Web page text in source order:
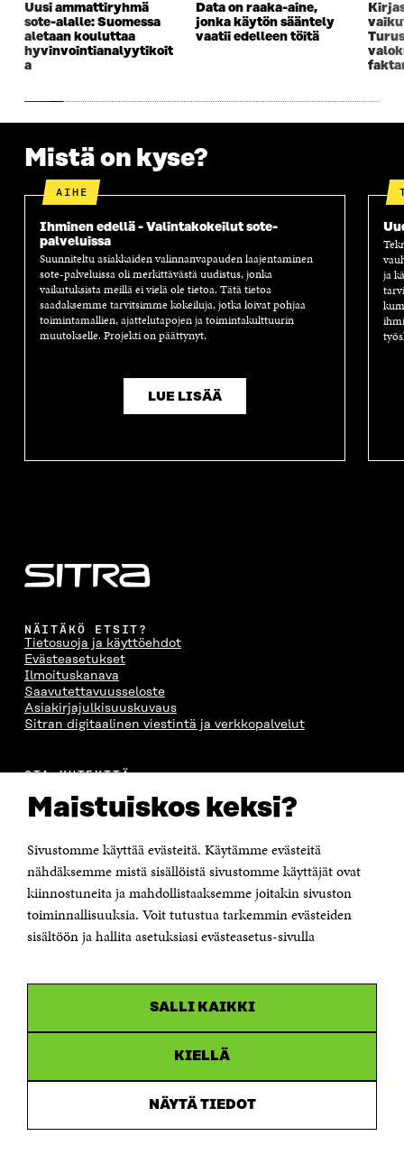
Maistuiskos keksi?
Sivustomme käyttää evästeitä. Käytämme evästeitä
nähdäksemme mistä sisällöistä sivustomme käyttäjät ovat
kiinnostuneita ja mahdollistaaksemme joitakin sivuston
toiminnallisuuksia. Voit tutustua tarkemmin evästeiden
sisältöön ja hallita asetuksiasi evästeasetus-sivulla
SALLI KAIKKI
KIELLÄ
NÄYTÄ TIEDOT
Uusi ammattiryhmä
sote-alalle: Suomessa
aletaan kouluttaa
hyvinvointianalyytikoit
a
Data on raaka-aine,
jonka käytön sääntely
vaatii edelleen töitä
Mistä on kyse?
AIHE
Ihminen edellä - Valintakokeilut sote-
palveluissa
Suunniteltu asiakkaiden valinnanvapauden laajentaminen
sote-palveluissa oli merkittävästä uudistus, jonka
vaikutuksista meillä ei vielä ole tietoa. Tätä tietoa
saadaksemme tarvitsimme kokeiluja, jotka loivat pohjaa
toimintamallien, ajattelutapojen ja toimintakulttuurin
muutokselle. Projekti on päättynyt.
LUE LISÄÄ
ja
NÄITÄKÖ ETSIT?
Tietosuoja ja käyttöehdot
Evästeasetukset
Ilmoituskanava
Saavutettavuusseloste
Asiakirjajulkisuuskuvaus
Sitran digitaalinen viestintä ja verkkopalvelut
OTA YHTEYTTÄ
Itämerenkatu 11-13, PL 160,
00181 Helsinki
Puhelin +358 294 618 991
Sähköpostiosoite
Saapumisohjeet
Y-tunnus 0202132-3
uudessa
ikkunassaInstagram